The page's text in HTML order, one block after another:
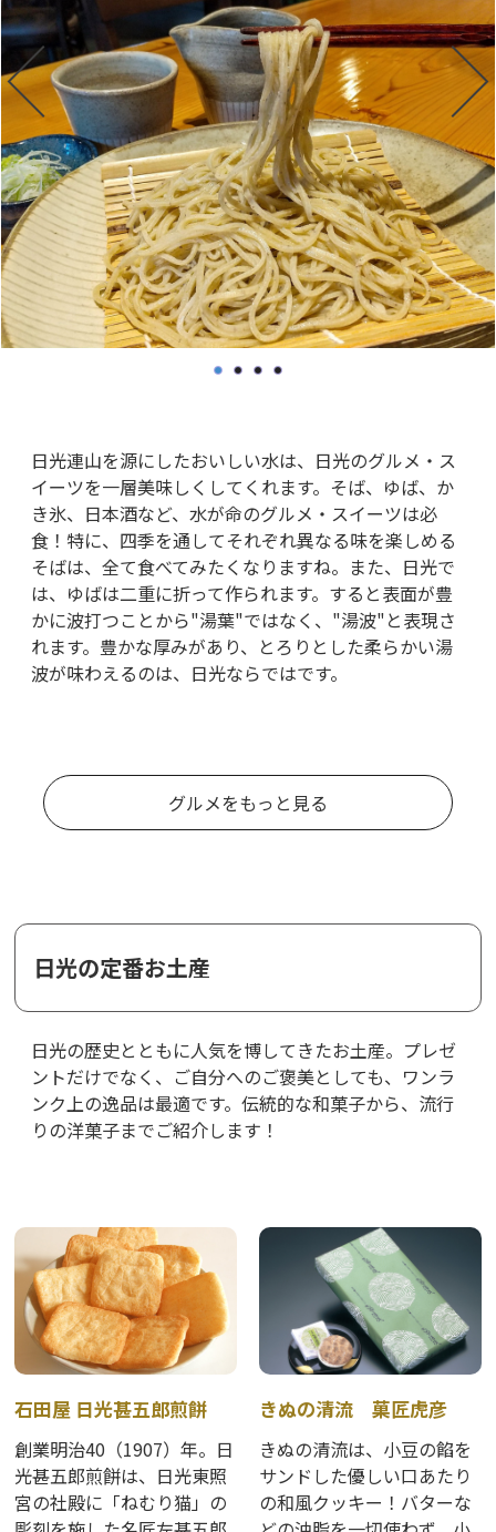
日光連山を源にしたおいしい水は、日光のグルメ・ス
イーツを一層美味しくしてくれます。そば、ゆば、か
き氷、日本酒など、水が命のグルメ・スイーツは必
食！特に、四季を通してそれぞれ異なる味を楽しめる
そばは、全て食べてみたくなりますね。また、日光で
は、ゆばは二重に折って作られます。すると表面が豊
かに波打つことから"湯葉"ではなく、"湯波"と表現さ
れます。豊かな厚みがあり、とろりとした柔らかい湯
波が味わえるのは、日光ならではです。
グルメをもっと見る
日光の定番お土産
日光の歴史とともに人気を博してきたお土産。プレゼ
ントだけでなく、ご自分へのご褒美としても、ワンラ
ンク上の逸品は最適です。伝統的な和菓子から、流行
りの洋菓子までご紹介します！
石田屋 日光甚五郎煎餅
創業明治40（1907）年。日
光甚五郎煎餅は、日光東照
宮の社殿に「ねむり猫」の
きぬの清流 菓匠虎彦
きぬの清流は、小豆の餡を
サンドした優しい口あたり
の和風クッキー！バターな